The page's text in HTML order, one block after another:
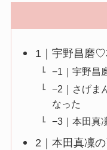
1｜宇野昌磨♡
−1｜宇野昌
−2｜さげま
なった
−3｜本田真
2｜本田真凜